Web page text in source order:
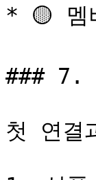
* 🟡 멤
### 7.
첫 연결